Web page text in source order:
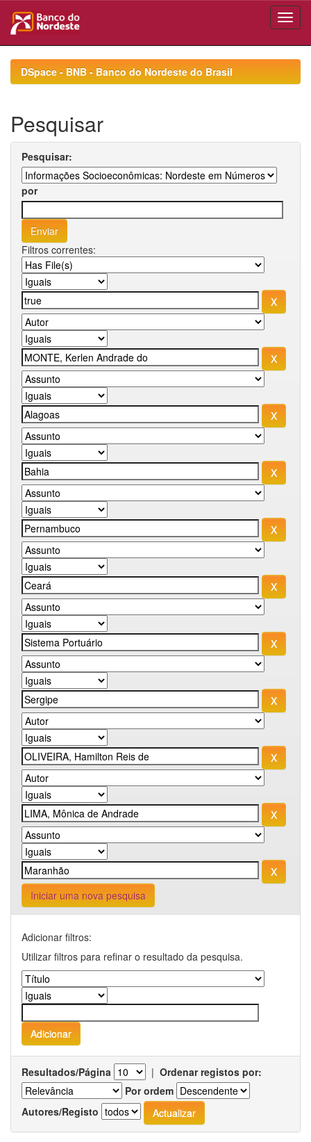
navigationDSpace - BNB - Banco do Nordeste do Brasil
Pesquisar
Pesquisar:
por
Filtros correntes:
Iniciar uma nova pesquisa
Adicionar filtros:
Utilizar filtros para refinar o resultado da pesquisa.
Resultados/Página | Ordenar registos por:
Por ordem
Autores/Registo